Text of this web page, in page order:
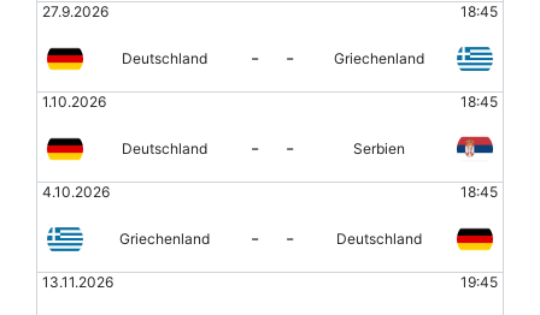
27.9.2026 18:45
Deutschland - - Griechenland
1.10.2026 18:45
Deutschland - - Serbien
4.10.2026 18:45
Griechenland - - Deutschland
13.11.2026 19:45